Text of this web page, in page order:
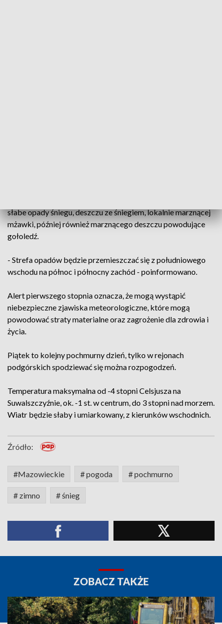
słabe opady śniegu, deszczu ze śniegiem, lokalnie marznącej
mżawki, później również marznącego deszczu powodujące
gołoledź.
- Strefa opadów będzie przemieszczać się z południowego
wschodu na północ i północny zachód - poinformowano.
Alert pierwszego stopnia oznacza, że mogą wystąpić
niebezpieczne zjawiska meteorologiczne, które mogą
powodować straty materialne oraz zagrożenie dla zdrowia i
życia.
Piątek to kolejny pochmurny dzień, tylko w rejonach
podgórskich spodziewać się można rozpogodzeń.
Temperatura maksymalna od -4 stopni Celsjusza na
Suwalszczyźnie, ok. -1 st. w centrum, do 3 stopni nad morzem.
Wiatr będzie słaby i umiarkowany, z kierunków wschodnich.
Źródło:
#Mazowieckie # pogoda # pochmurno
# zimno # śnieg
ZOBACZ TAKŻE